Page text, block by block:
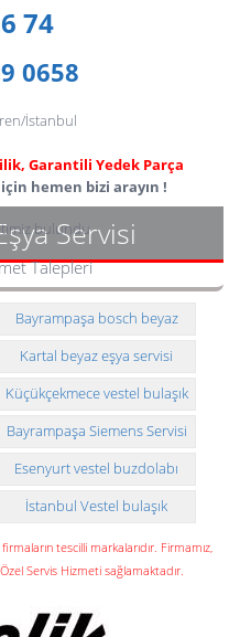
74
0658
İstanbul
Garantili Yedek Parça
hemen bizi arayın !
Servisi
bulundu
Talepleri
Bayrampaşa bosch beyaz
eşya teknik servisi
Kartal beyaz eşya servisi
Küçükçekmece vestel bulaşık
makinesi teknik servisi
Bayrampaşa Siemens Servisi
Esenyurt vestel buzdolabı
teknik servisi
İstanbul Vestel bulaşık
makinesi teknik servisi
tescilli markalarıdır. Firmamız,
Servis Hizmeti sağlamaktadır.